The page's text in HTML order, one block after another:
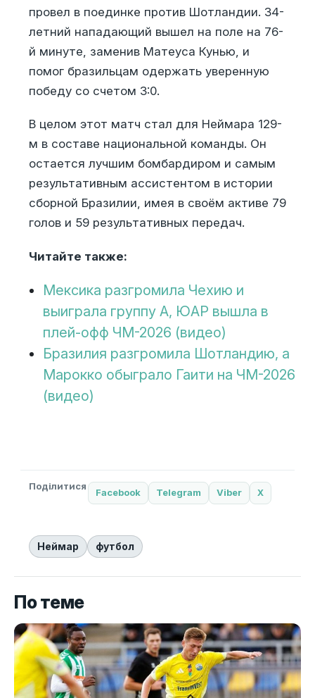
провел в поединке против Шотландии. 34-
летний нападающий вышел на поле на 76-
й минуте, заменив Матеуса Кунью, и
помог бразильцам одержать уверенную
победу со счетом 3:0.
В целом этот матч стал для Неймара 129-
м в составе национальной команды. Он
остается лучшим бомбардиром и самым
результативным ассистентом в истории
сборной Бразилии, имея в своём активе 79
голов и 59 результативных передач.
Читайте также:
Мексика разгромила Чехию и
выиграла группу А, ЮАР вышла в
плей-офф ЧМ-2026 (видео)
Бразилия разгромила Шотландию, а
Марокко обыграло Гаити на ЧМ-2026
(видео)
Поділитися
Facebook Telegram Viber X
Неймар футбол
По теме